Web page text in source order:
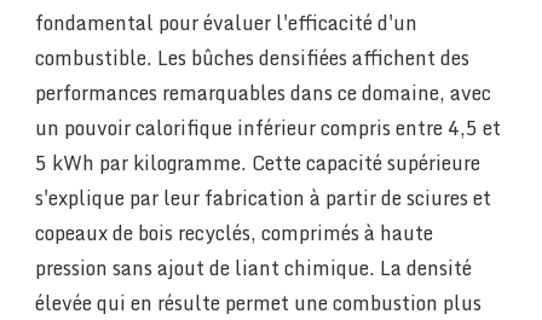
fondamental pour évaluer l'efficacité d'un
combustible. Les bûches densifiées affichent des
performances remarquables dans ce domaine, avec
un pouvoir calorifique inférieur compris entre 4,5 et
5 kWh par kilogramme. Cette capacité supérieure
s'explique par leur fabrication à partir de sciures et
copeaux de bois recyclés, comprimés à haute
pression sans ajout de liant chimique. La densité
élevée qui en résulte permet une combustion plus